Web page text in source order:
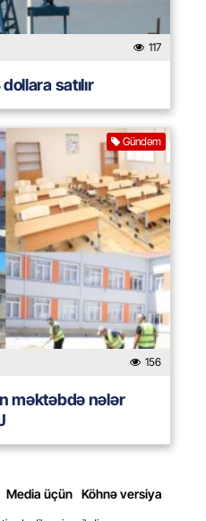
117
satılır
Gündəm
156
məktəbdə nələr
Media üçün Köhnə versiya